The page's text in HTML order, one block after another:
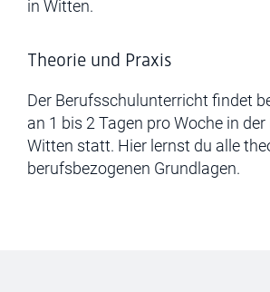
in Witten.
Theorie und Praxis
Der Berufsschulunterricht findet
an 1 bis 2 Tagen pro Woche in
Witten statt. Hier lernst du alle
berufsbezogenen Grundlagen.